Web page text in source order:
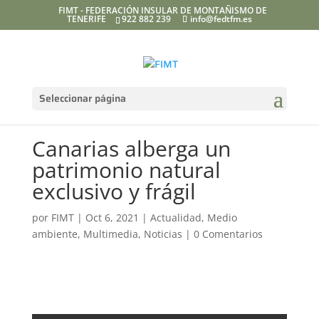
FIMT - FEDERACIÓN INSULAR DE MONTAÑISMO DE
TENERIFE 922 882 239 info@fedtfm.es
Seleccionar página
Canarias alberga un
patrimonio natural
exclusivo y frágil
por FIMT| Oct 6, 2021 | Actualidad, Medio
ambiente, Multimedia, Noticias | 0 Comentarios